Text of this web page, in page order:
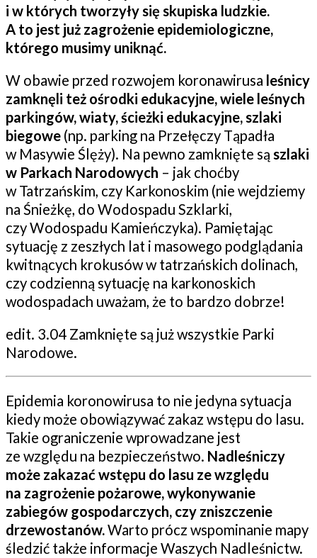
i w których tworzyły się skupiska ludzkie.
A to jest już zagrożenie epidemiologiczne,
którego musimy uniknąć.
W obawie przed rozwojem koronawirusa leśnicy
zamknęli też ośrodki edukacyjne, wiele leśnych
parkingów, wiaty, ścieżki edukacyjne, szlaki
biegowe (np. parking na Przełęczy Tąpadła
w Masywie Ślęży). Na pewno zamknięte są szlaki
w Parkach Narodowych – jak choćby
w Tatrzańskim, czy Karkonoskim (nie wejdziemy
na Śnieżkę, do Wodospadu Szklarki,
czy Wodospadu Kamieńczyka). Pamiętając
sytuację z zeszłych lat i masowego podglądania
kwitnących krokusów w tatrzańskich dolinach,
czy codzienną sytuację na karkonoskich
wodospadach uważam, że to bardzo dobrze!
edit. 3.04 Zamknięte są już wszystkie Parki
Narodowe.
Epidemia koronowirusa to nie jedyna sytuacja
kiedy może obowiązywać zakaz wstępu do lasu.
Takie ograniczenie wprowadzane jest
ze względu na bezpieczeństwo. Nadleśniczy
może zakazać wstępu do lasu ze względu
na zagrożenie pożarowe, wykonywanie
zabiegów gospodarczych, czy zniszczenie
drzewostanów.Warto prócz wspominanie mapy
śledzić także informacje Waszych Nadleśnictw.